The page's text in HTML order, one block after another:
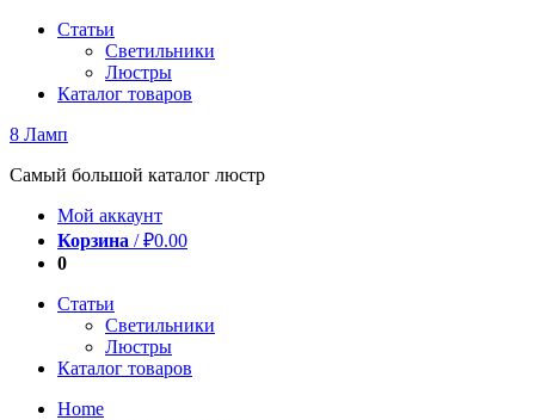
Перейти
содержимому
Статьи
Светильники
Люстры
Каталог товаров
8 Ламп
Самый большой каталог люстр
Мой аккаунт
Корзина /₽0.00
0
Статьи
Светильники
Люстры
Каталог товаров
Home